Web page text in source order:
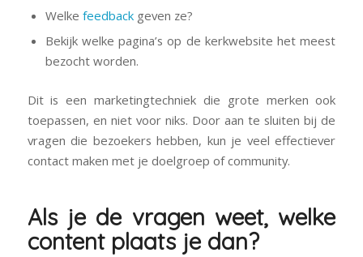
Welke feedbackgeven ze?
Bekijk welke pagina’s op de kerkwebsite het meest
bezocht worden.
Dit is een marketingtechniek die grote merken ook
toepassen, en niet voor niks. Door aan te sluiten bij de
vragen die bezoekers hebben, kun je veel effectiever
contact maken met je doelgroep of community.
Als je de vragen weet, welke
content plaats je dan?